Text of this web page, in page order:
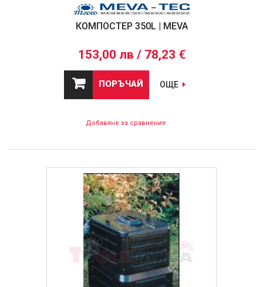
КОМПОСТЕР 350L | MEVA
153,00 лв / 78,23 €
ПОРЪЧАЙ ОЩЕ
Добавяне за сравнение